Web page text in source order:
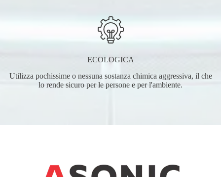
ECOLOGICA
Utilizza pochissime o nessuna sostanza chimica aggressiva, il che
lo rende sicuro per le persone e per l'ambiente.